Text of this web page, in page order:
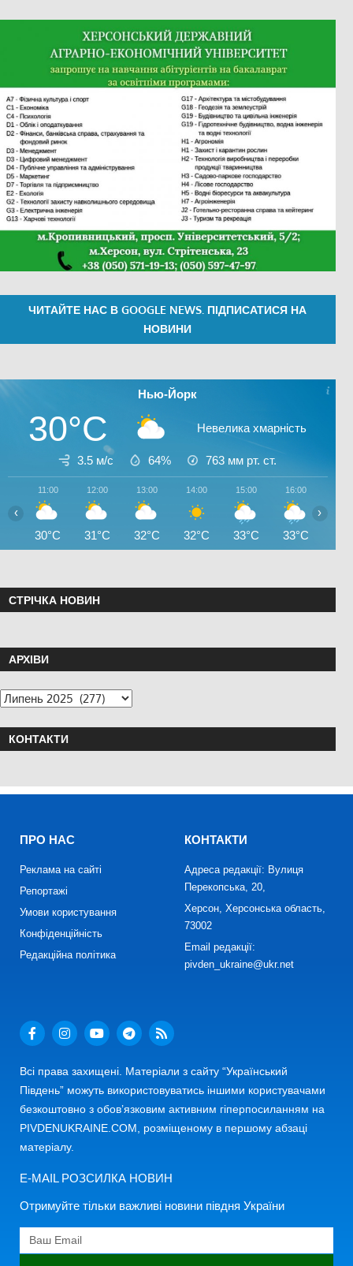
ЧИТАЙТЕ НАС В GOOGLE NEWS. ПІДПИСАТИСЯ НА
НОВИНИ
Нью-Йорк
30°C Невелика хмарність
3.5 м/с 64% 763 мм рт. ст.
11:00
30°C
12:00
31°C
13:00
32°C
14:00
32°C
15:00
33°C
16:00
33°C
‹ ›
СТРІЧКА НОВИН
АРХІВИ
КОНТАКТИ
ПРО НАС
Реклама на сайті
Репортажі
Умови користування
Конфіденційність
Редакційна політика
КОНТАКТИ
Адреса редакції: Вулиця
Перекопська, 20,
Херсон, Херсонська область,
73002
Email редакції:
pivden_ukraine@ukr.net
Всі права захищені. Матеріали з сайту “Український
Південь” можуть використовуватись іншими користувачами
безкоштовно з обов’язковим активним гіперпосиланням на
PIVDENUKRAINE.COM, розміщеному в першому абзаці
матеріалу.
E-MAIL РОЗСИЛКА НОВИН
Отримуйте тільки важливі новини півдня України